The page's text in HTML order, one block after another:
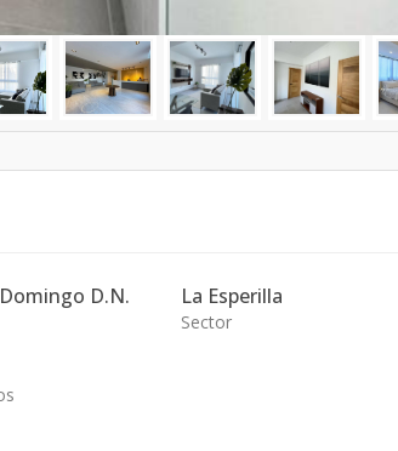
D.N. La Esperilla
Sector